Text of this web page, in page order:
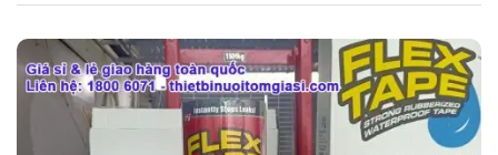
Đầu
Vi
Bọt
Khí